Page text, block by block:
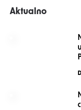
Aktualno